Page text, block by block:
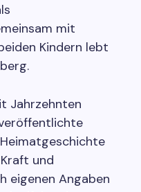
mit
Kindern lebt
Jahrzehnten
und
eigenen Angaben